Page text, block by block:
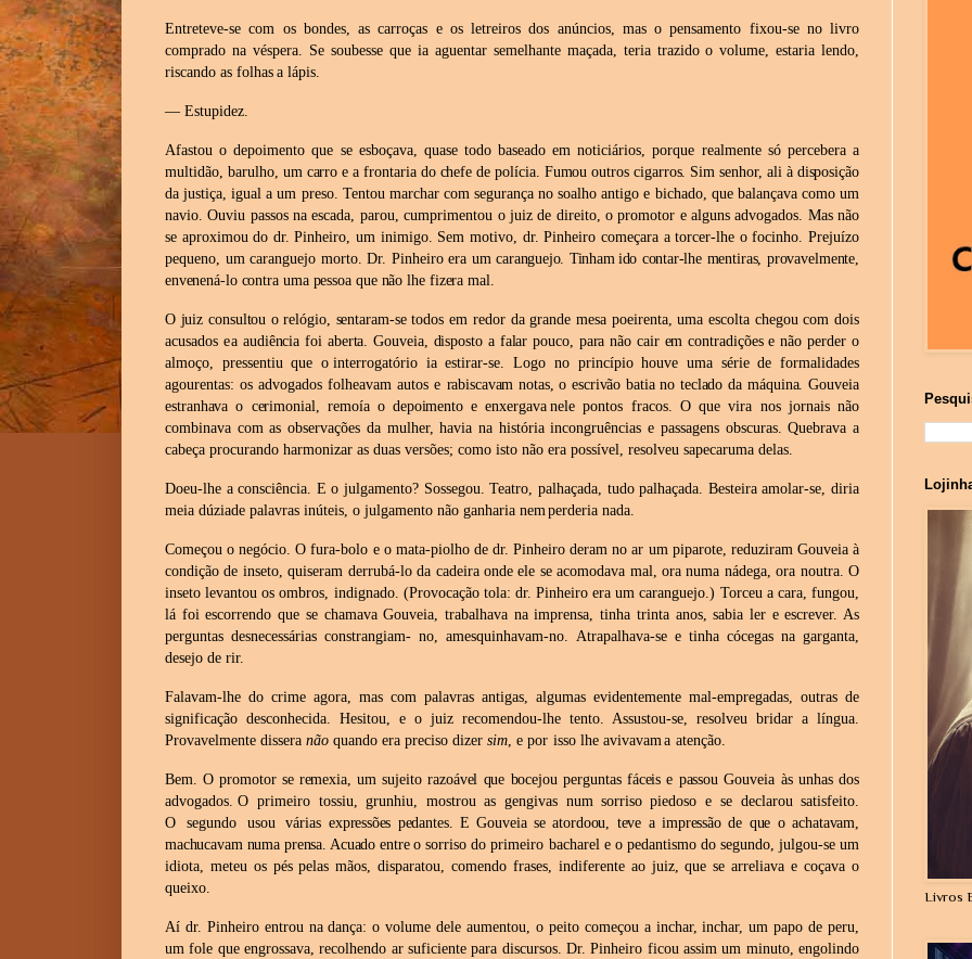
Entreteve-se com os bondes, as carroças e os letreiros dos anúncios, mas o pensamento fixou-se no livro
comprado na véspera. Se soubesse que ia aguentar semelhante maçada, teria trazido o volume, estaria lendo,
riscando as folhas a lápis.
— Estupidez.
Afastou o depoimento que se esboçava, quase todo baseado em noticiários, porque realmente só percebera a
multidão, barulho, um carro e a frontaria do chefe de polícia. Fumou outros cigarros. Sim senhor, ali à disposição
da justiça, igual a um preso. Tentou marchar com segurança no soalho antigo e bichado, que balançava como um
navio. Ouviu passos na escada, parou, cumprimentou o juiz de direito, o promotor e alguns advogados. Mas não
se aproximou do dr. Pinheiro, um inimigo. Sem motivo, dr. Pinheiro começara a torcer-lhe o focinho. Prejuízo
pequeno, um caranguejo morto. Dr. Pinheiro era um caranguejo. Tinham ido contar-lhe mentiras, provavelmente,
envenená-lo contra uma pessoa que não lhe fizera mal.
O juiz consultou o relógio, sentaram-setodos em redor da grande mesa poeirenta, uma escolta chegou com dois
acusados ea audiência foi aberta. Gouveia, disposto a falar pouco, para não cair em contradições enão perder o
almoço, pressentiu que o interrogatório ia estirar-se. Logo no princípio houve uma série de formalidades
agourentas: os advogados folheavam autos e rabiscavam notas, o escrivão batia no tecladoda máquina. Gouveia
estranhava o cerimonial, remoía o depoimento e enxergava nele pontos fracos. O que vira nos jornais não
combinava com as observações da mulher, havia na história incongruências e passagens obscuras. Quebrava a
cabeça procurando harmonizar as duas versões; como isto não era possível, resolveu sapecaruma delas.
Doeu-lhe a consciência. E o julgamento? Sossegou. Teatro, palhaçada, tudo palhaçada. Besteira amolar-se, diria
meia dúziade palavras inúteis, o julgamento não ganharia nem perderia nada.
Começou o negócio. O fura-bolo e o mata-piolho de dr. Pinheiro deram no ar um piparote, reduziram Gouveia à
condição de inseto, quiseram derrubá-lo da cadeira onde ele se acomodava mal, ora numa nádega, ora noutra. O
inseto levantou os ombros, indignado. (Provocação tola: dr. Pinheiro era um caranguejo.) Torceu a cara, fungou,
lá foi escorrendo que se chamava Gouveia, trabalhava na imprensa, tinha trinta anos, sabia ler e escrever. As
perguntas desnecessárias constrangiam- no, amesquinhavam-no. Atrapalhava-se e tinha cócegas na garganta,
desejo de rir.
Falavam-lhe do crime agora, mas com palavras antigas, algumas evidentemente mal-empregadas, outras de
significação desconhecida. Hesitou, e o juiz recomendou-lhe tento. Assustou-se, resolveu bridar a língua.
Provavelmente dissera não quando era preciso dizer sim , e por isso lhe avivavam a atenção.
Bem. O promotor se remexia, um sujeito razoável que bocejou perguntas fáceis e passouGouveia às unhas dos
advogados. O primeiro tossiu, grunhiu, mostrou as gengivas num sorriso piedoso e se declarou satisfeito.
O
segundo usou váriasexpressões pedantes. E Gouveia se atordoou, teve a impressão de que o achatavam,
machucavam numa prensa. Acuado entre o sorriso do primeiro bacharel e o pedantismo do segundo, julgou-se um
idiota, meteu os pés pelas mãos, disparatou, comendo frases, indiferente ao juiz, que se arreliava e coçava o
queixo.
Aí dr. Pinheiro entrou na dança: o volume dele aumentou, o peito começou a inchar, inchar, um papo de peru,
um fole que engrossava, recolhendo ar suficiente para discursos. Dr. Pinheiro ficou assim um minuto, engolindo
Livros